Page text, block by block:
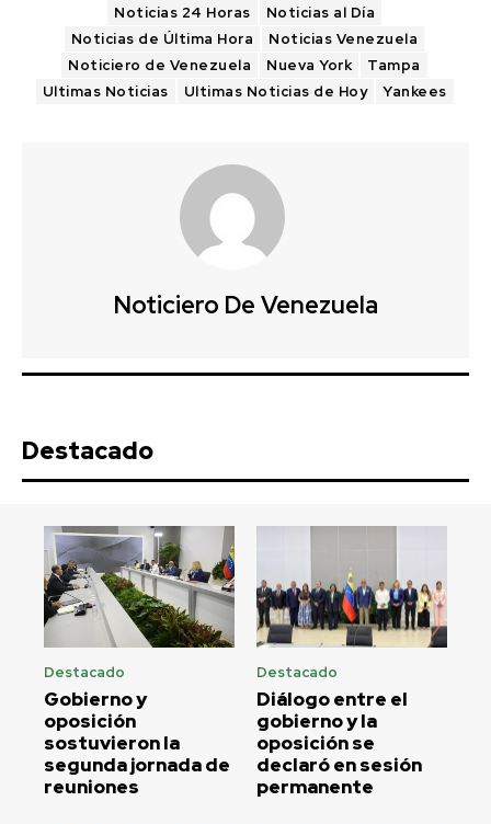
Noticias 24 Horas
Noticias al Día
Noticias de Última Hora
Noticias Venezuela
Noticiero de Venezuela
Nueva York
Tampa
Ultimas Noticias
Ultimas Noticias de Hoy Yankees
Noticiero De Venezuela
Destacado
Destacado
Gobierno y
oposición
sostuvieron la
segunda jornada de
reuniones
Destacado
Diálogo entre el
gobierno y la
oposición se
declaró en sesión
permanente